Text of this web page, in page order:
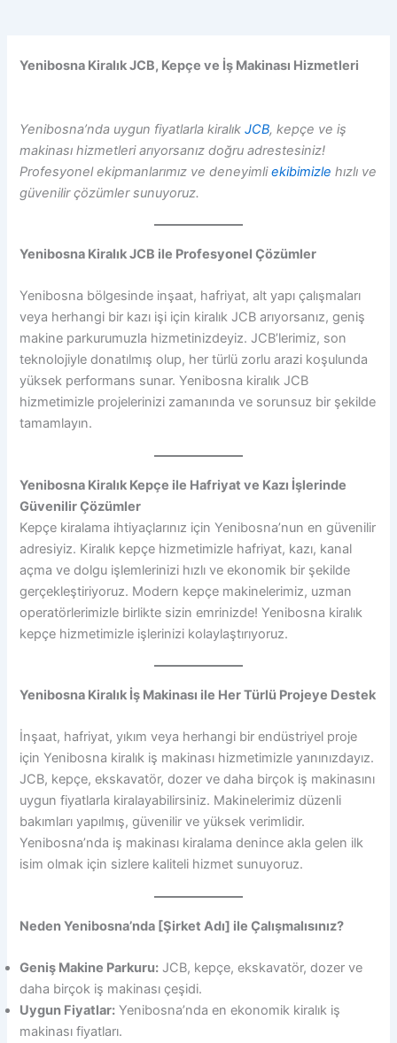
Yenibosna Kiralık JCB, Kepçe ve İş Makinası Hizmetleri
Yenibosna’nda uygun fiyatlarla kiralıkJCB, kepçe ve iş
makinası hizmetleri arıyorsanız doğru adrestesiniz!
Profesyonel ekipmanlarımız ve deneyimliekibimizlehızlı ve
güvenilir çözümler sunuyoruz.
Yenibosna Kiralık JCB ile Profesyonel Çözümler
Yenibosna bölgesinde inşaat, hafriyat, alt yapı çalışmaları
veya herhangi bir kazı işi için kiralık JCB arıyorsanız, geniş
makine parkurumuzla hizmetinizdeyiz. JCB’lerimiz, son
teknolojiyle donatılmış olup, her türlü zorlu arazi koşulunda
yüksek performans sunar. Yenibosna kiralık JCB
hizmetimizle projelerinizi zamanında ve sorunsuz bir şekilde
tamamlayın.
Yenibosna Kiralık Kepçe ile Hafriyat ve Kazı İşlerinde
Güvenilir Çözümler
Kepçe kiralama ihtiyaçlarınız için Yenibosna’nun en güvenilir
adresiyiz. Kiralık kepçe hizmetimizle hafriyat, kazı, kanal
açma ve dolgu işlemlerinizi hızlı ve ekonomik bir şekilde
gerçekleştiriyoruz. Modern kepçe makinelerimiz, uzman
operatörlerimizle birlikte sizin emrinizde! Yenibosna kiralık
kepçe hizmetimizle işlerinizi kolaylaştırıyoruz.
Yenibosna Kiralık İş Makinası ile Her Türlü Projeye Destek
İnşaat, hafriyat, yıkım veya herhangi bir endüstriyel proje
için Yenibosna kiralık iş makinası hizmetimizle yanınızdayız.
JCB, kepçe, ekskavatör, dozer ve daha birçok iş makinasını
uygun fiyatlarla kiralayabilirsiniz. Makinelerimiz düzenli
bakımları yapılmış, güvenilir ve yüksek verimlidir.
Yenibosna’nda iş makinası kiralama denince akla gelen ilk
isim olmak için sizlere kaliteli hizmet sunuyoruz.
Neden Yenibosna’nda [Şirket Adı] ile Çalışmalısınız?
Geniş Makine Parkuru: JCB, kepçe, ekskavatör, dozer ve
daha birçok iş makinası çeşidi.
Uygun Fiyatlar: Yenibosna’nda en ekonomik kiralık iş
makinası fiyatları.